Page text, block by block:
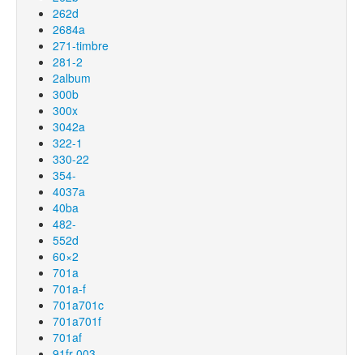
262d
2684a
271-timbre
281-2
2album
300b
300x
3042a
322-1
330-22
354-
4037a
40ba
482-
552d
60×2
701a
701a-f
701a701c
701a701f
701af